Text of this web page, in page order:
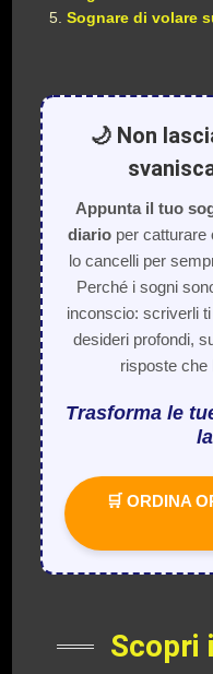
Sognare di volare
🌙 Non
Appunta il tuo
diarioper catturare
lo cancelli per
Perché i sogni
inconscio: scriverli
desideri profondi,
risposte che
Trasforma le
🛒 ORDINA
Scopri